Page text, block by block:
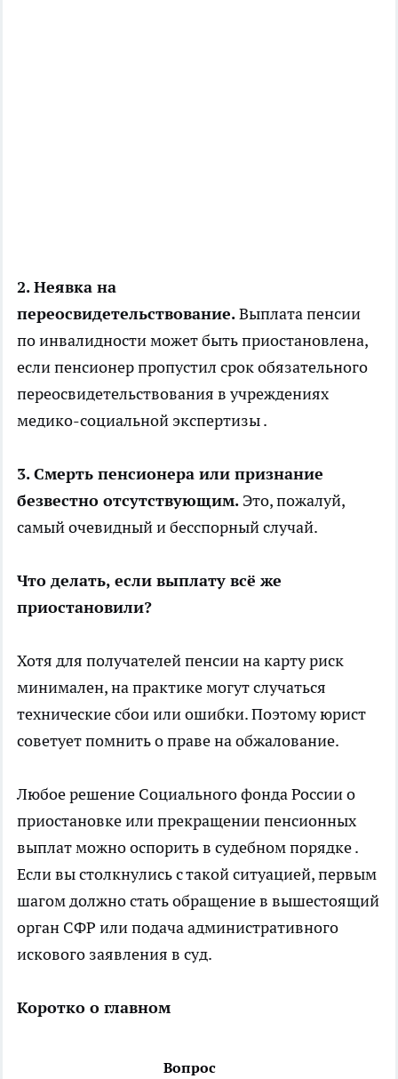
2. Неявка на
переосвидетельствование.Выплата пенсии
по инвалидности может быть приостановлена,
если пенсионер пропустил срок обязательного
переосвидетельствования в учреждениях
медико-социальной экспертизы .
3. Смерть пенсионера или признание
безвестно отсутствующим. Это, пожалуй,
самый очевидный и бесспорный случай.
Что делать, если выплату всё же
приостановили?
Хотя для получателей пенсии на карту риск
минимален, на практике могут случаться
технические сбои или ошибки. Поэтому юрист
советует помнить о праве на обжалование.
Любое решение Социального фонда России о
приостановке или прекращении пенсионных
выплат можно оспорить в судебном порядке .
Если вы столкнулись с такой ситуацией, первым
шагом должно стать обращение в вышестоящий
орган СФР или подача административного
искового заявления в суд.
Коротко о главном
Вопрос